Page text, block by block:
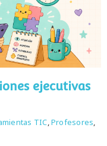
ejecutivas
TIC,Profesores,